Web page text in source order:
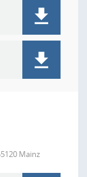
Mainz